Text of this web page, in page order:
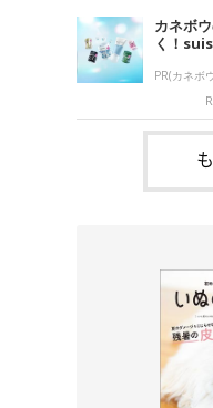
日、飼い
中、妹
のは、X
ゃん（
主さんが
稿した
表情を
ていまし
ってい
（本名：
の腕に
才）＠
ついて
れました
とです。
上にの
テレビ
いので気
カネボ
く！
PR(カネボ